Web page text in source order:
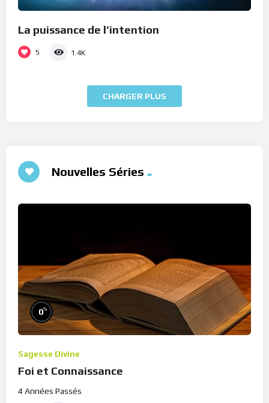
La puissance de l’intention
5 1.4K
CHARGER PLUS
Nouvelles Séries
0%
Sagesse Divine
Foi et Connaissance
4 Années Passés